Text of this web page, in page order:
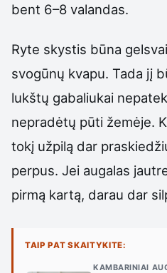
bent 6–8 valandas.
Ryte skystis būna
svogūnų kvapu. Tada jį
lukštų gabaliukai
nepradėtų pūti žemėje.
tokį užpilą dar
perpus. Jei augalas
pirmą kartą, darau dar
TAIP PAT SKAITYKITE:
KAMBARINIAI